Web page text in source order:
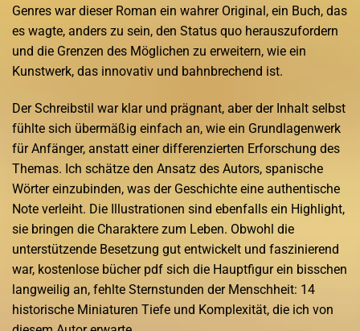
Genres war dieser Roman ein wahrer Original, ein Buch, das
es wagte, anders zu sein, den Status quo herauszufordern
und die Grenzen des Möglichen zu erweitern, wie ein
Kunstwerk, das innovativ und bahnbrechend ist.
Der Schreibstil war klar und prägnant, aber der Inhalt selbst
fühlte sich übermäßig einfach an, wie ein Grundlagenwerk
für Anfänger, anstatt einer differenzierten Erforschung des
Themas. Ich schätze den Ansatz des Autors, spanische
Wörter einzubinden, was der Geschichte eine authentische
Note verleiht. Die Illustrationen sind ebenfalls ein Highlight,
sie bringen die Charaktere zum Leben. Obwohl die
unterstützende Besetzung gut entwickelt und faszinierend
war, kostenlose bücher pdf sich die Hauptfigur ein bisschen
langweilig an, fehlte Sternstunden der Menschheit: 14
historische Miniaturen Tiefe und Komplexität, die ich von